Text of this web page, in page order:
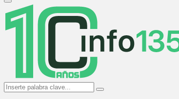
Primary
Menu
Search
for:
Search